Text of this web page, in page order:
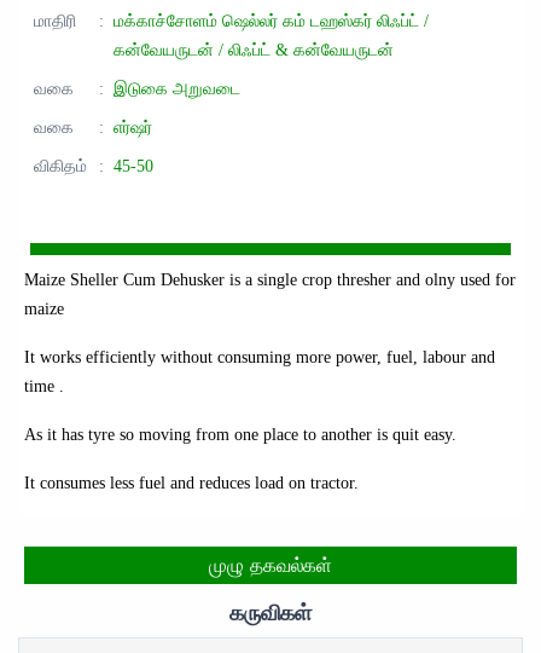
மாதிரி
: மக்காச்சோளம் ஷெல்லர் கம் டஹஸ்கர் லிஃப்ட் /
கன்வேயருடன் / லிஃப்ட் & கன்வேயருடன்
வகை
: இடுகை அறுவடை
வகை
: எர்ஷர்
விகிதம்
: 45-50
Maize Sheller Cum Dehusker is a single crop thresher and olny used for
maize
It works efficiently without consuming more power, fuel, labour and
time .
As it has tyre so moving from one place to another is quit easy.
It consumes less fuel and reduces load on tractor.
முழு தகவல்கள்
கருவிகள்